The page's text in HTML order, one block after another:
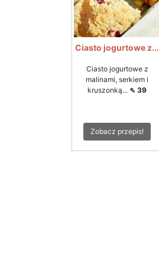
Ciasto jogurtowe z...
Ciasto jogurtowe z
malinami, serkiem i
kruszonką... ⇖ 39
Zobacz przepis!